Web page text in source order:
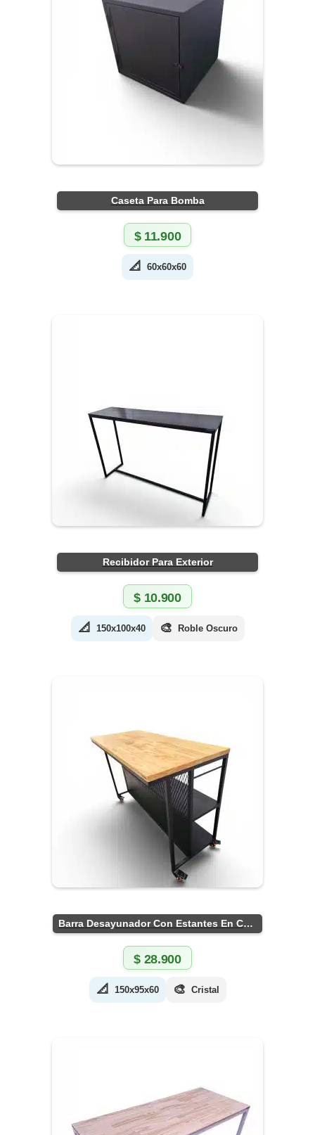
Caseta Para Bomba
$11.900
📐 60x60x60
Recibidor Para Exterior
$10.900
📐 150x100x40 🎨 Roble Oscuro
Barra Desayunador Con Estantes En Chapa
$28.900
📐 150x95x60 🎨 Cristal